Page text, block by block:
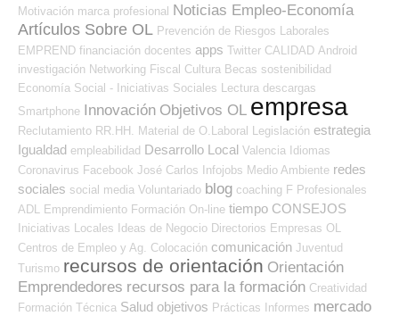
Motivación marca profesional Noticias Empleo-Economía
Artículos Sobre OL Prevención de Riesgos Laborales
EMPREND financiación docentes apps Twitter CALIDAD Android
investigación Networking Fiscal Cultura Becas sostenibilidad
Economía Social - Iniciativas Sociales Lectura descargas
Smartphone Innovación Objetivos OL empresa
Reclutamiento RR.HH. Material de O.Laboral Legislación estrategia
Igualdad empleabilidad Desarrollo Local Valencia Idiomas
Coronavirus Facebook José Carlos Infojobs Medio Ambiente redes
sociales social media Voluntariado blog coaching F Profesionales
ADL
Emprendimiento Formación On-line tiempo CONSEJOS
Iniciativas Locales Ideas de Negocio Directorios Empresas OL
Centros de Empleo y Ag. Colocación comunicación Juventud
Turismo recursos de orientación Orientación
Emprendedores recursos para la formación Creatividad
Formación Técnica Salud objetivos Prácticas Informes mercado